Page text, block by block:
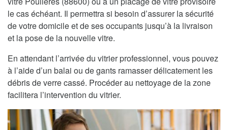
le cas échéant. Il permettra si besoin d’assurer la sécurité
de votre domicile et de ses occupants jusqu’à la livraison
et la pose de la nouvelle vitre.
En attendant l’arrivée du vitrier professionnel, vous pouvez
à l’aide d’un balai ou de gants ramasser délicatement les
débris de verre cassé. Procéder au nettoyage de la zone
facilitera l’intervention du vitrier.